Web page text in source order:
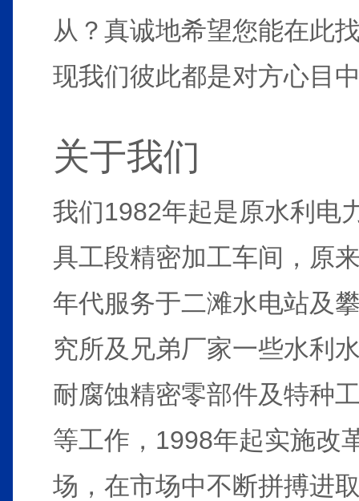
从？真诚地希望您能在此
现我们彼此都是对方心目
关于我们
我们1982年起是原水利电
具工段精密加工车间，原
年代服务于二滩水电站及
究所及兄弟厂家一些水利
耐腐蚀精密零部件及特种
等工作，1998年起实施改
场，在市场中不断拼搏进